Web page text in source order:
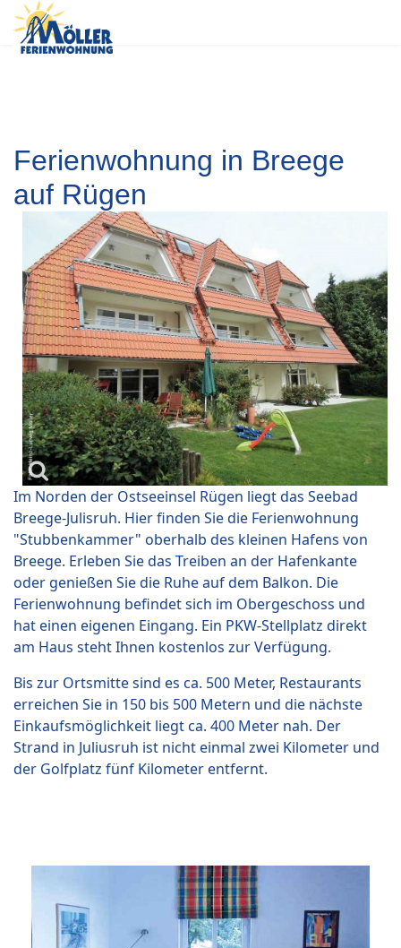
Ferienwohnung in Breege
auf Rügen
Im Norden der Ostseeinsel Rügen liegt das Seebad
Breege-Julisruh. Hier finden Sie die Ferienwohnung
"Stubbenkammer" oberhalb des kleinen Hafens von
Breege. Erleben Sie das Treiben an der Hafenkante
oder genießen Sie die Ruhe auf dem Balkon. Die
Ferienwohnung befindet sich im Obergeschoss und
hat einen eigenen Eingang. Ein PKW-Stellplatz direkt
am Haus steht Ihnen kostenlos zur Verfügung.
Bis zur Ortsmitte sind es ca. 500 Meter, Restaurants
erreichen Sie in 150 bis 500 Metern und die nächste
Einkaufsmöglichkeit liegt ca. 400 Meter nah. Der
Strand in Juliusruh ist nicht einmal zwei Kilometer und
der Golfplatz fünf Kilometer entfernt.